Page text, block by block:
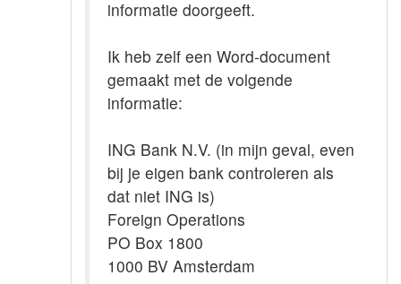
informatie doorgeeft.
Ik heb zelf een Word-document
gemaakt met de volgende
informatie:
ING Bank N.V. (in mijn geval, even
bij je eigen bank controleren als
dat niet ING is)
Foreign Operations
PO Box 1800
1000 BV Amsterdam